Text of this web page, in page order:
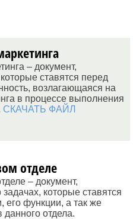
– документ,
ставятся перед
возлагающаяся на
в процессе выполнения
СКАЧАТЬ ФАЙЛ
отделе
– документ,
которые ставятся
функции, а так же
данного отдела.